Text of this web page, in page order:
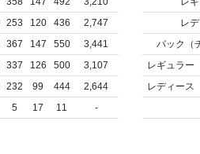
253 120 436
2,747
367 147 550
3,441
337 126 500
3,107
232 99 444
2,644
5 17 11 -
レ
バック（
レギュラー
レディース